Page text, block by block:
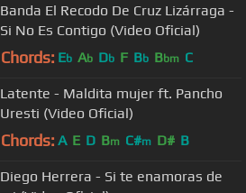
Banda El Recodo De Cruz Lizárraga -
Si No Es Contigo (Video Oficial)
Chords: Eb Ab Db F Bb Bbm C
Latente - Maldita mujer ft. Pancho
Uresti (Video Oficial)
Chords: A E D Bm C#m D# B
Diego Herrera - Si te enamoras de